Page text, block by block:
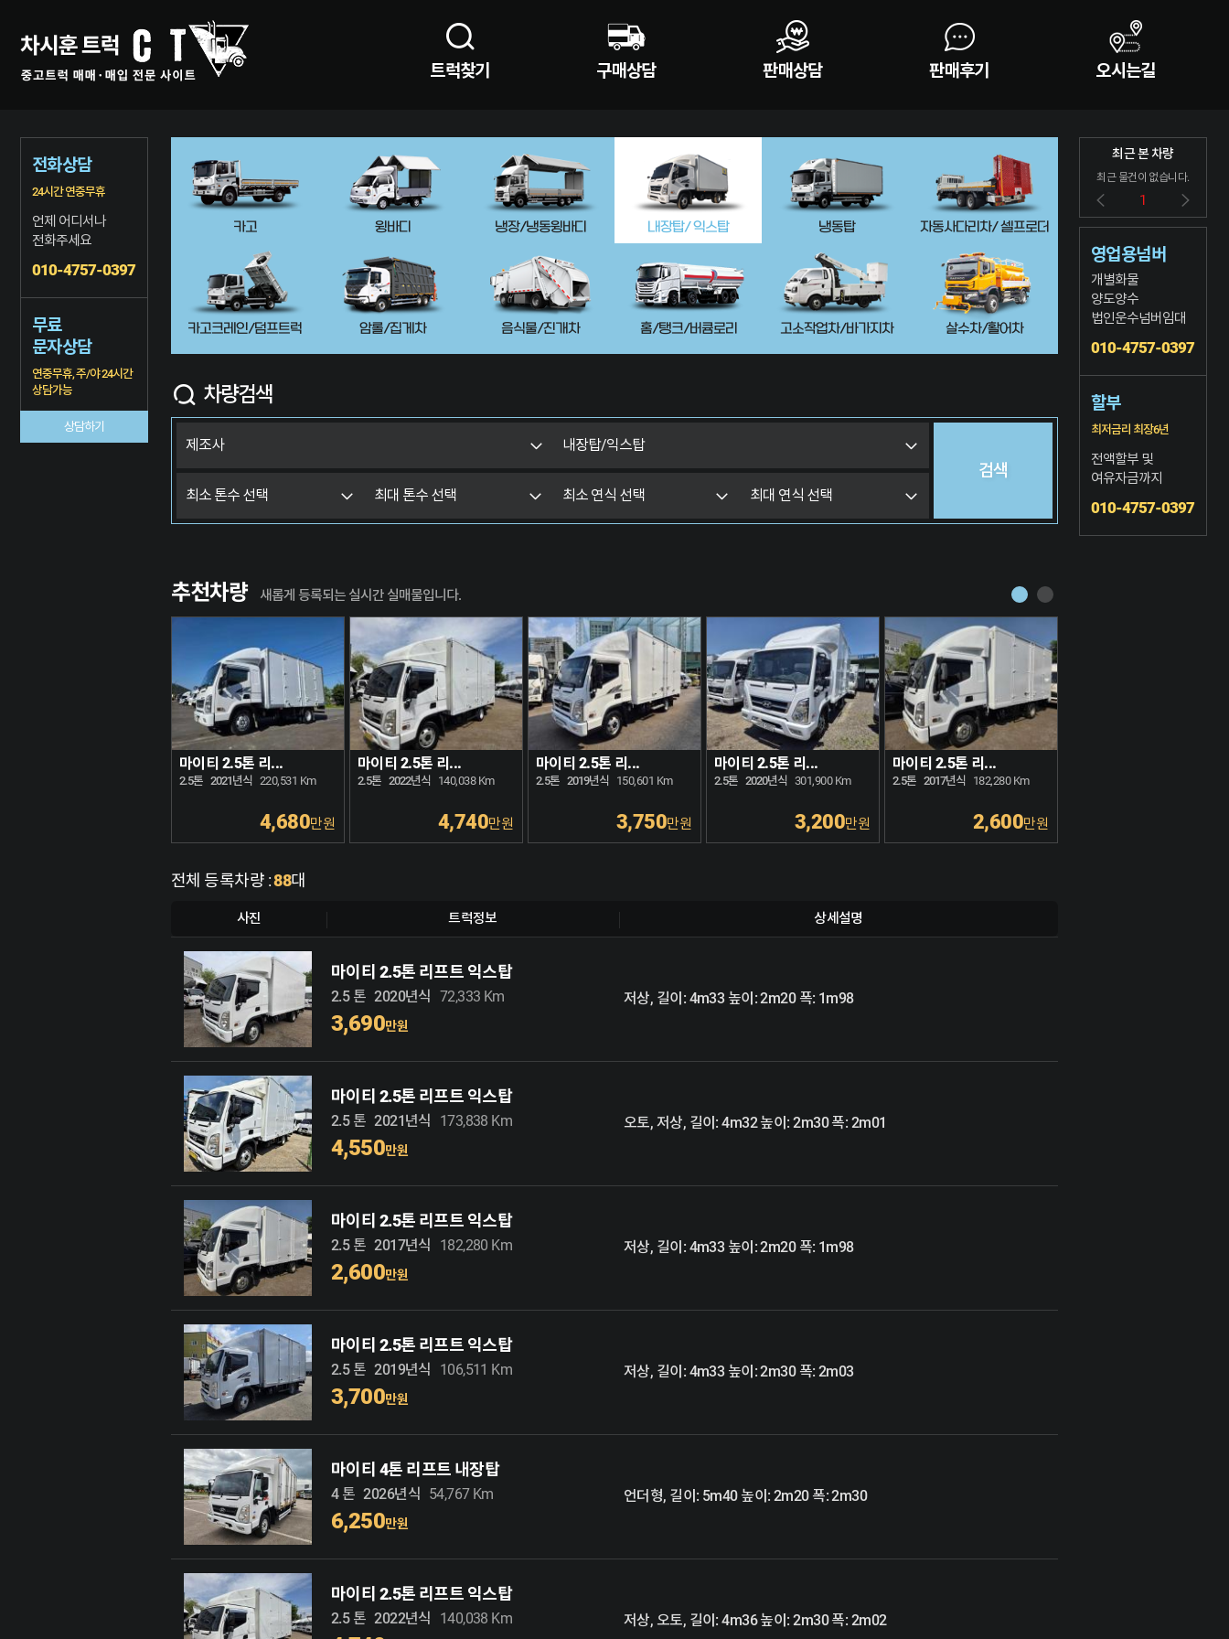
트럭찾기 구매상담 판매상담 판매후기 오시는길
최근 본 차량
최근 물건이 없습니다.
1
영업용넘버
개별화물
양도양수
법인운수넘버임대
010-4757-0397
할부
최저금리 최장6년
전액할부 및
여유자금까지
010-4757-0397
전화상담
24시간 연중무휴
언제 어디서나
전화주세요
010-4757-0397
무료
문자상담
연중무휴, 주/야 24시간
상담가능
상담하기
카고 윙바디 냉장/냉동윙바디 내장탑/ 익스탑 냉동탑 자동사다리차/ 셀프로더
카고크레인/덤프트럭 암롤/집게차 음식물/진개차 홈/탱크/버큠로리 고소작업차/바가지차 살수차/활어차
차량검색
추천차량 새롭게 등록되는 실시간 실매물입니다.
마이티 2.5톤 리...
2.5톤 2021년식 220,531 Km
4,680만원
마이티 2.5톤 리...
2.5톤 2022년식 140,038 Km
4,740만원
마이티 2.5톤 리...
2.5톤 2019년식 150,601 Km
3,750만원
마이티 2.5톤 리...
2.5톤 2020년식 301,900 Km
3,200만원
마이티 2.5톤 리...
2.5톤 2017년식 182,280 Km
2,600만원
전체 등록차량 :88대
사진 트럭정보 상세설명
마이티 2.5톤 리프트 익스탑
2.5 톤 2020년식 72,333 Km
3,690만원
저상, 길이: 4m33 높이: 2m20 폭: 1m98
마이티 2.5톤 리프트 익스탑
2.5 톤 2021년식 173,838 Km
4,550만원
오토, 저상, 길이: 4m32 높이: 2m30 폭: 2m01
마이티 2.5톤 리프트 익스탑
2.5 톤 2017년식 182,280 Km
2,600만원
저상, 길이: 4m33 높이: 2m20 폭: 1m98
마이티 2.5톤 리프트 익스탑
2.5 톤 2019년식 106,511 Km
3,700만원
저상, 길이: 4m33 높이: 2m30 폭: 2m03
마이티 4톤 리프트 내장탑
4 톤 2026년식 54,767 Km
6,250만원
언더형, 길이: 5m40 높이: 2m20 폭: 2m30
마이티 2.5톤 리프트 익스탑
2.5 톤 2022년식 140,038 Km 저상, 오토, 길이: 4m36 높이: 2m30 폭: 2m02